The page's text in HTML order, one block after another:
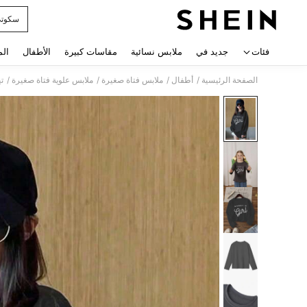
فئات جديد في ملابس نسائية مقاسات كبيرة الأطفال
الصفحة الرئيسية / أطفال / ملابس فتاة صغيرة / ملابس علوية فتاة صغيرة /